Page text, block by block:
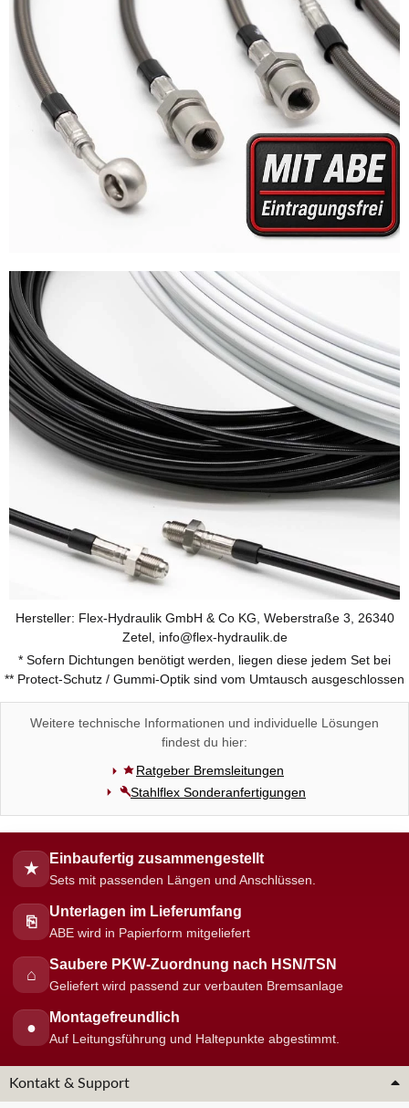
Hersteller: Flex-Hydraulik GmbH & Co KG, Weberstraße 3, 26340
Zetel, info@flex-hydraulik.de
* Sofern Dichtungen benötigt werden, liegen diese jedem Set bei
** Protect-Schutz / Gummi-Optik sind vom Umtausch ausgeschlossen
Weitere technische Informationen und individuelle Lösungen
findest du hier:
Ratgeber Bremsleitungen
Stahlflex Sonderanfertigungen
★
Einbaufertig zusammengestellt
Sets mit passenden Längen und Anschlüssen.
⎘
Unterlagen im Lieferumfang
ABE wird in Papierform mitgeliefert
⌂
Saubere PKW-Zuordnung nach HSN/TSN
Geliefert wird passend zur verbauten Bremsanlage
●
Montagefreundlich
Auf Leitungsführung und Haltepunkte abgestimmt.
Kontakt & Support